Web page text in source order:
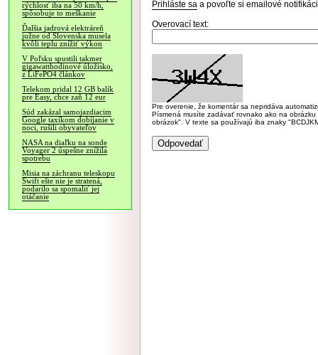
rýchlosť iba na 50 km/h,
spôsobuje to meškanie
Ďalšia jadrová elektráreň
južne od Slovenska musela
kvôli teplu znížiť výkon
V Poľsku spustili takmer
gigawatthodinové úložisko,
z LiFePO4 článkov
Telekom pridal 12 GB balík
pre Easy, chce zaň 12 eur
Súd zakázal samojazdiacim
Google taxíkom dobíjanie v
noci, rušili obyvateľov
NASA na diaľku na sonde
Voyager 2 úspešne znížila
spotrebu
Misia na záchranu teleskopu
Swift ešte nie je stratená,
podarilo sa spomaliť jej
otáčanie
Prihláste sa a povoľte si emailové
Overovací text:
Pre overenie, že komentár sa nepridáva
Písmená musíte zadávať rovnako ako na
obrázok". V texte sa používajú iba znaky